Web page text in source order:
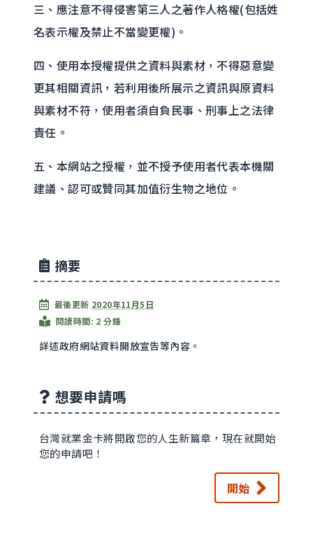
三、應注意不得侵害第三人之著作人格權(包括姓
名表示權及禁止不當變更權)。
四、使用本授權提供之資料與素材，不得惡意變
更其相關資訊，若利用後所展示之資訊與原資料
與素材不符，使用者須自負民事、刑事上之法律
責任。
五、本網站之授權，並不授予使用者代表本機關
建議、認可或贊同其加值衍生物之地位。
摘要
最後更新 2020年11月5日
閱讀時間: 2 分鍾
詳述政府網站資料開放宣告等內容。
想要申請嗎
台灣就業金卡將開啟您的人生新篇章，現在就開始
您的申請吧！
開始